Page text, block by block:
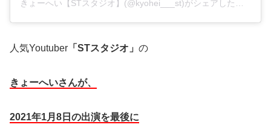
きょーへい【STスタジオ】(@kyohei___st)がシェアした投稿
人気Youtuber 「STスタジオ」 の
きょーへいさんが、
2021年1月8日の出演を最後に